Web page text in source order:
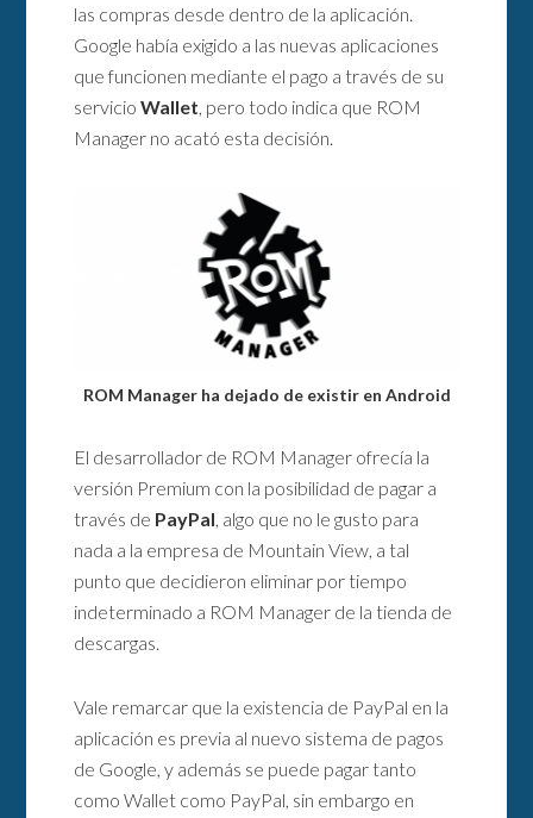
las compras desde dentro de la aplicación.
Google había exigido a las nuevas aplicaciones
que funcionen mediante el pago a través de su
servicioWallet , pero todo indica que ROM
Manager no acató esta decisión.
ROM Manager ha dejado de existir en Android
El desarrollador de ROM Manager ofrecía la
versión Premium con la posibilidad de pagar a
través de PayPal, algo que no le gusto para
nada a la empresa de Mountain View, a tal
punto que decidieron eliminar por tiempo
indeterminado a ROM Manager de la tienda de
descargas.
Vale remarcar que la existencia de PayPal en la
aplicación es previa al nuevo sistema de pagos
de Google, y además se puede pagar tanto
como Wallet como PayPal, sin embargo en